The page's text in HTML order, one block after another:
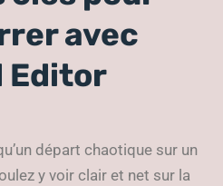
avec
Editor
départ chaotique sur un
y voir clair et net sur la